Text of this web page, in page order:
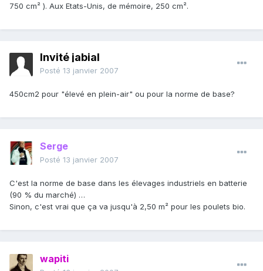
750 cm² ). Aux Etats-Unis, de mémoire, 250 cm².
Invité jabial
Posté 13 janvier 2007
450cm2 pour "élevé en plein-air" ou pour la norme de base?
Serge
Posté 13 janvier 2007
C'est la norme de base dans les élevages industriels en batterie
(90 % du marché) …
Sinon, c'est vrai que ça va jusqu'à 2,50 m² pour les poulets bio.
wapiti